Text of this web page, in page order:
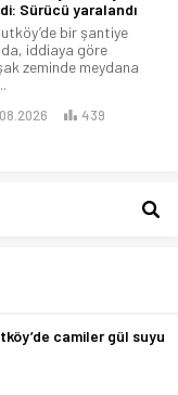
Sürücü yaralandı
bir şantiye
iddiaya göre
zeminde meydana
439
camiler gül suyu